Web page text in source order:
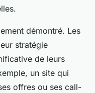
démontré. Les
stratégie
de leurs
un site qui
offres ou ses call-